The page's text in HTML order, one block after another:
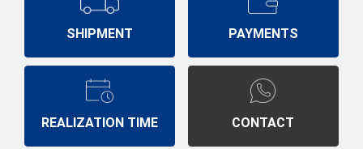
SHIPMENT PAYMENTS
REALIZATION TIME CONTACT